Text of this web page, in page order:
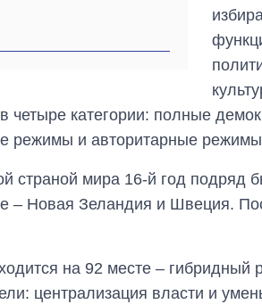
четыре категории: полные
режимы и авторитарные
страной мира 16-й год подряд
– Новая Зеландия и Швеция.
на 92 месте –
централизация власти и